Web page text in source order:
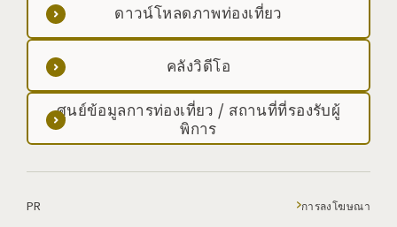
ดาวน์โหลดภาพท่องเที่ยว
คลังวิดีโอ
ศูนย์ข้อมูลการท่องเที่ยว / สถานที่ที่รองรับผู้
พิการ
PR การลงโฆษณา